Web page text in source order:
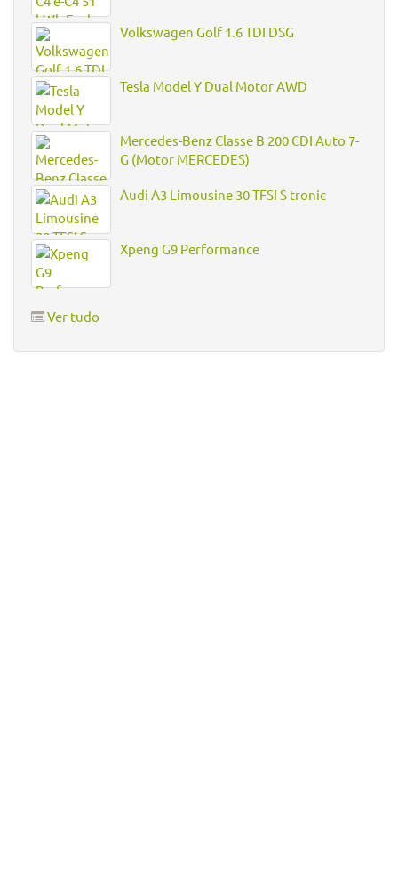
Volkswagen Golf 1.6 TDI DSG
Tesla Model Y Dual Motor AWD
Mercedes-Benz Classe B 200 CDI Auto 7-
G (Motor MERCEDES)
Audi A3 Limousine 30 TFSI S tronic
Xpeng G9 Performance
Ver tudo